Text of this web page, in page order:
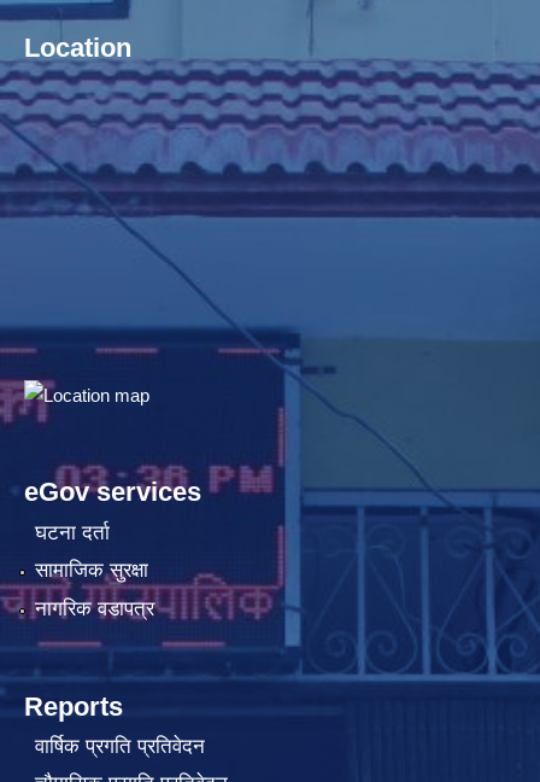
Location
eGov services
घटना दर्ता
सामाजिक सुरक्षा
नागरिक वडापत्र
Reports
वार्षिक प्रगति प्रतिवेदन